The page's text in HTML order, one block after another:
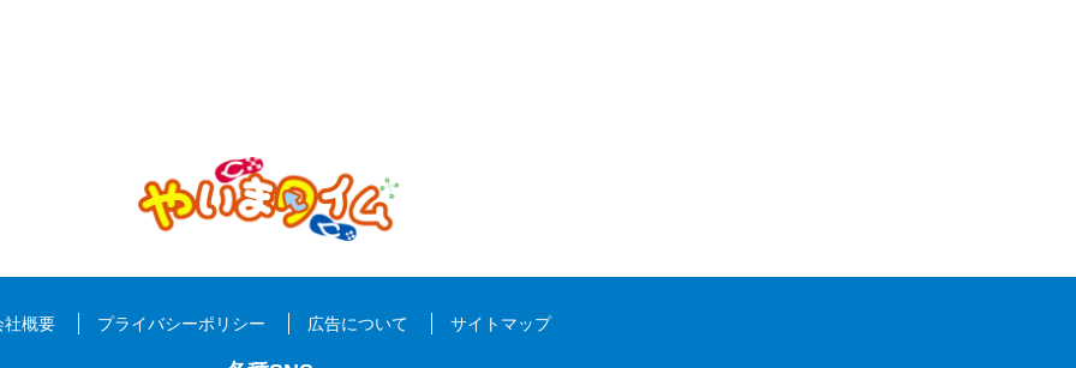
社概要 プライバシーポリシー 広告について サイトマップ